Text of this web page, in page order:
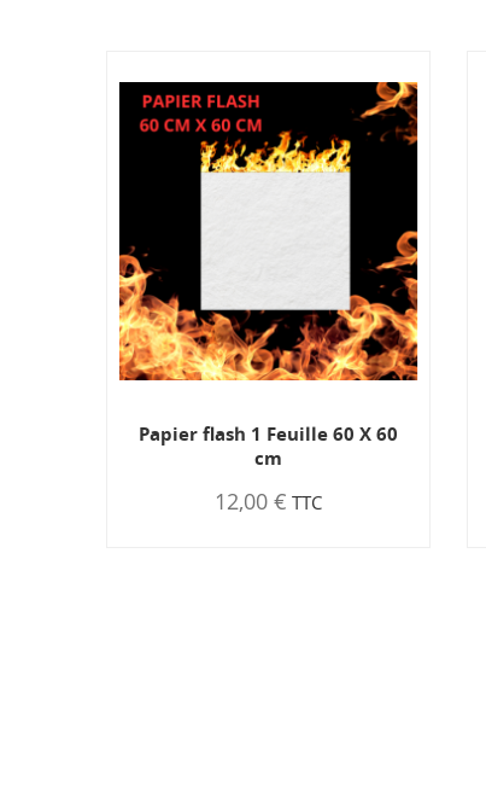
Papier flash 1 Feuille 60 X 60
cm
12,00 € TTC